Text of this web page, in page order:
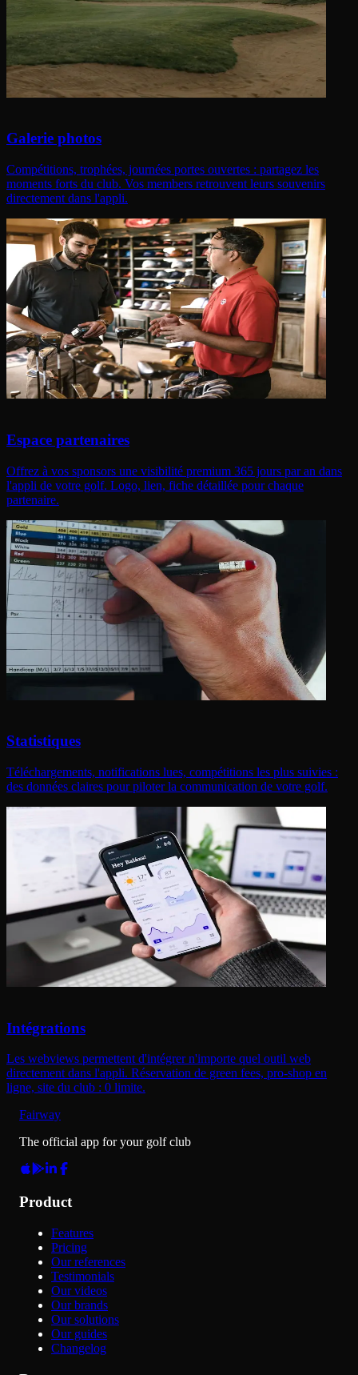
Galerie photos
Compétitions, trophées, journées portes ouvertes : partagez les
moments forts du club. Vos members retrouvent leurs souvenirs
directement dans l'appli.
Espace partenaires
Offrez à vos sponsors une visibilité premium 365 jours par an dans
l'appli de votre golf. Logo, lien, fiche détaillée pour chaque
partenaire.
Statistiques
Téléchargements, notifications lues, compétitions les plus suivies :
des données claires pour piloter la communication de votre golf.
Intégrations
Les webviews permettent d'intégrer n'importe quel outil web
directement dans l'appli. Réservation de green fees, pro-shop en
ligne, site du club : 0 limite.
Fairway
The official app for your golf club
Product
Features
Pricing
Our references
Testimonials
Our videos
Our brands
Our solutions
Our guides
Changelog